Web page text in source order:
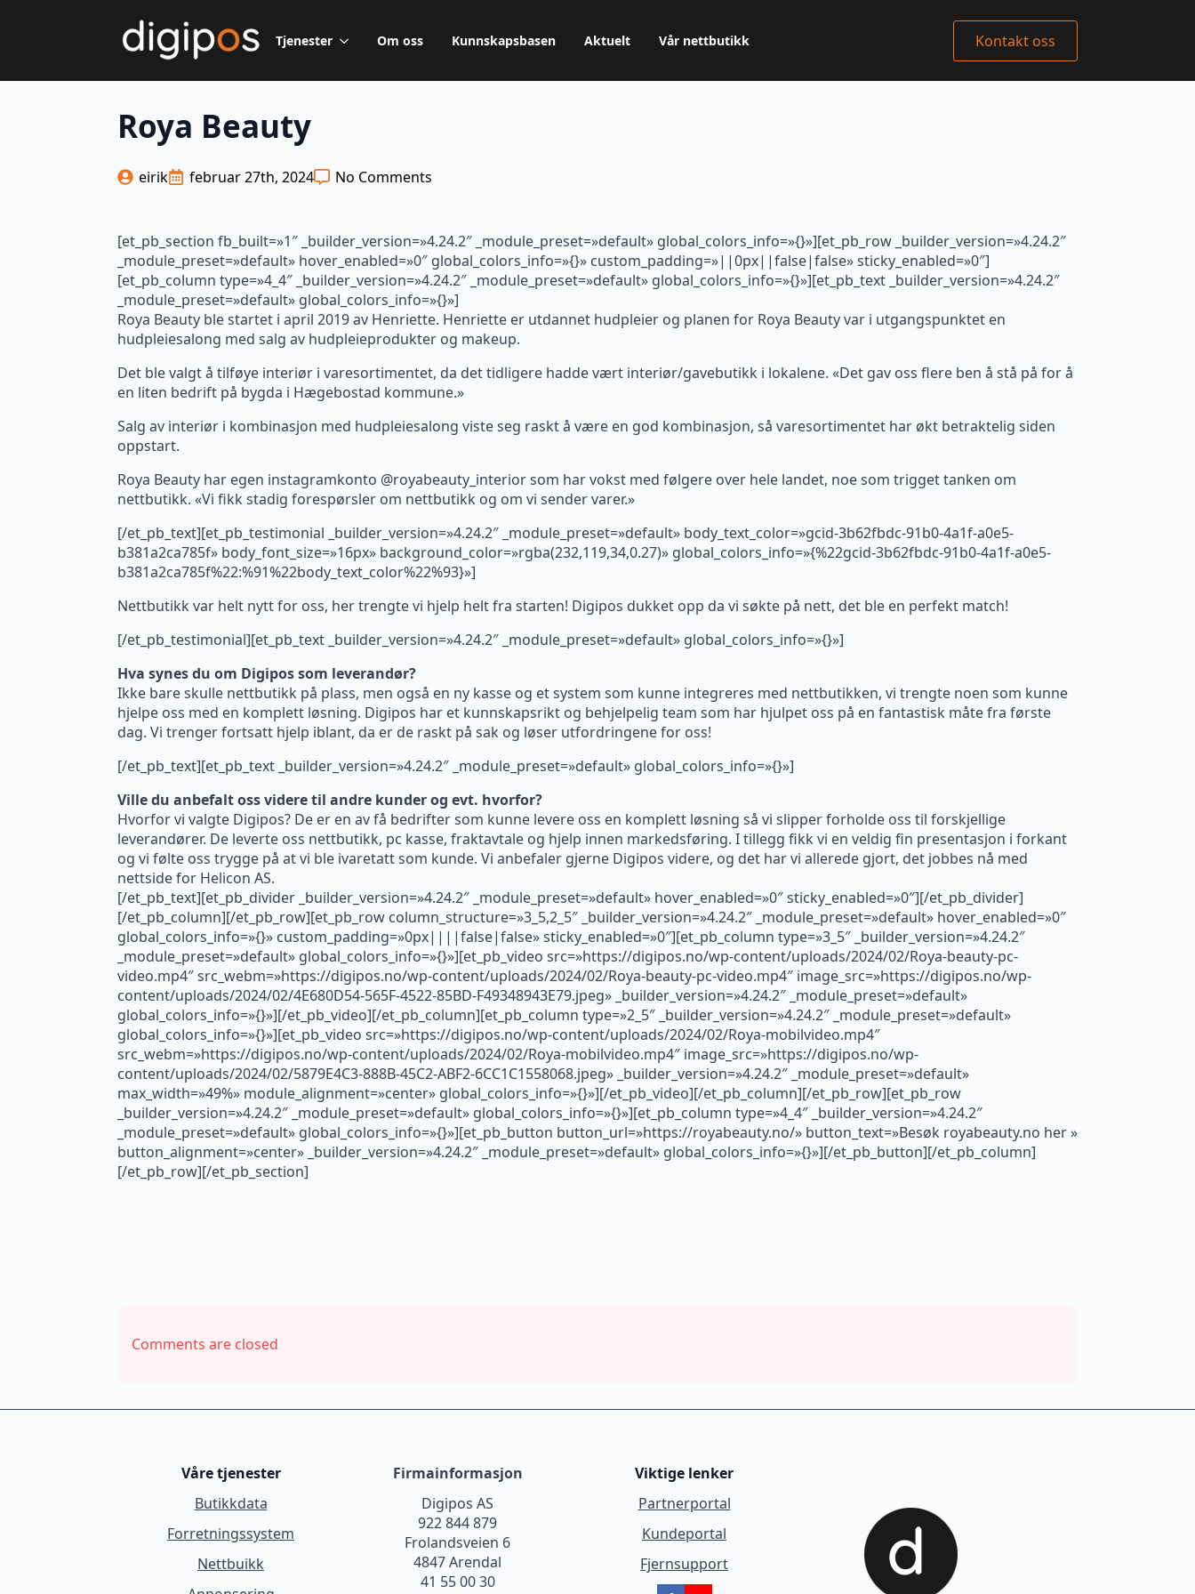
Tjenester Om oss Kunnskapsbasen Aktuelt Vår nettbutikk Kontakt oss
Roya Beauty
eirik februar 27th, 2024 No Comments
[et_pb_section fb_built=»1″ _builder_version=»4.24.2″ _module_preset=»default» global_colors_info=»{}»][et_pb_row _builder_version=»4.24.2″
_module_preset=»default» hover_enabled=»0″ global_colors_info=»{}» custom_padding=»||0px||false|false» sticky_enabled=»0″]
[et_pb_column type=»4_4″ _builder_version=»4.24.2″ _module_preset=»default» global_colors_info=»{}»][et_pb_text _builder_version=»4.24.2″
_module_preset=»default» global_colors_info=»{}»]
Roya Beauty ble startet i april 2019 av Henriette. Henriette er utdannet hudpleier og planen for Roya Beauty var i utgangspunktet en
hudpleiesalong med salg av hudpleieprodukter og makeup.
Det ble valgt å tilføye interiør i varesortimentet, da det tidligere hadde vært interiør/gavebutikk i lokalene. «Det gav oss flere ben å stå på for å
en liten bedrift på bygda i Hægebostad kommune.»
Salg av interiør i kombinasjon med hudpleiesalong viste seg raskt å være en god kombinasjon, så varesortimentet har økt betraktelig siden
oppstart.
Roya Beauty har egen instagramkonto @royabeauty_interior som har vokst med følgere over hele landet, noe som trigget tanken om
nettbutikk. «Vi fikk stadig forespørsler om nettbutikk og om vi sender varer.»
[/et_pb_text][et_pb_testimonial _builder_version=»4.24.2″ _module_preset=»default» body_text_color=»gcid-3b62fbdc-91b0-4a1f-a0e5-
b381a2ca785f» body_font_size=»16px» background_color=»rgba(232,119,34,0.27)» global_colors_info=»{%22gcid-3b62fbdc-91b0-4a1f-a0e5-
b381a2ca785f%22:%91%22body_text_color%22%93}»]
Nettbutikk var helt nytt for oss, her trengte vi hjelp helt fra starten! Digipos dukket opp da vi søkte på nett, det ble en perfekt match!
[/et_pb_testimonial][et_pb_text _builder_version=»4.24.2″ _module_preset=»default» global_colors_info=»{}»]
Hva synes du om Digipos som leverandør?
Ikke bare skulle nettbutikk på plass, men også en ny kasse og et system som kunne integreres med nettbutikken, vi trengte noen som kunne
hjelpe oss med en komplett løsning. Digipos har et kunnskapsrikt og behjelpelig team som har hjulpet oss på en fantastisk måte fra første
dag. Vi trenger fortsatt hjelp iblant, da er de raskt på sak og løser utfordringene for oss!
[/et_pb_text][et_pb_text _builder_version=»4.24.2″ _module_preset=»default» global_colors_info=»{}»]
Ville du anbefalt oss videre til andre kunder og evt. hvorfor?
Hvorfor vi valgte Digipos? De er en av få bedrifter som kunne levere oss en komplett løsning så vi slipper forholde oss til forskjellige
leverandører. De leverte oss nettbutikk, pc kasse, fraktavtale og hjelp innen markedsføring. I tillegg fikk vi en veldig fin presentasjon i forkant
og vi følte oss trygge på at vi ble ivaretatt som kunde. Vi anbefaler gjerne Digipos videre, og det har vi allerede gjort, det jobbes nå med
nettside for Helicon AS.
[/et_pb_text][et_pb_divider _builder_version=»4.24.2″ _module_preset=»default» hover_enabled=»0″ sticky_enabled=»0″][/et_pb_divider]
[/et_pb_column][/et_pb_row][et_pb_row column_structure=»3_5,2_5″ _builder_version=»4.24.2″ _module_preset=»default» hover_enabled=»0″
global_colors_info=»{}» custom_padding=»0px||||false|false» sticky_enabled=»0″][et_pb_column type=»3_5″ _builder_version=»4.24.2″
_module_preset=»default» global_colors_info=»{}»][et_pb_video src=»https://digipos.no/wp-content/uploads/2024/02/Roya-beauty-pc-
video.mp4″ src_webm=»https://digipos.no/wp-content/uploads/2024/02/Roya-beauty-pc-video.mp4″ image_src=»https://digipos.no/wp-
content/uploads/2024/02/4E680D54-565F-4522-85BD-F49348943E79.jpeg» _builder_version=»4.24.2″ _module_preset=»default»
global_colors_info=»{}»][/et_pb_video][/et_pb_column][et_pb_column type=»2_5″ _builder_version=»4.24.2″ _module_preset=»default»
global_colors_info=»{}»][et_pb_video src=»https://digipos.no/wp-content/uploads/2024/02/Roya-mobilvideo.mp4″
src_webm=»https://digipos.no/wp-content/uploads/2024/02/Roya-mobilvideo.mp4″ image_src=»https://digipos.no/wp-
content/uploads/2024/02/5879E4C3-888B-45C2-ABF2-6CC1C1558068.jpeg» _builder_version=»4.24.2″ _module_preset=»default»
max_width=»49%» module_alignment=»center» global_colors_info=»{}»][/et_pb_video][/et_pb_column][/et_pb_row][et_pb_row
_builder_version=»4.24.2″ _module_preset=»default» global_colors_info=»{}»][et_pb_column type=»4_4″ _builder_version=»4.24.2″
_module_preset=»default» global_colors_info=»{}»][et_pb_button button_url=»https://royabeauty.no/» button_text=»Besøk royabeauty.no her »
button_alignment=»center» _builder_version=»4.24.2″ _module_preset=»default» global_colors_info=»{}»][/et_pb_button][/et_pb_column]
[/et_pb_row][/et_pb_section]
Comments are closed
Våre tjenester
Butikkdata
Forretningssystem
Nettbuikk
Firmainformasjon
Digipos AS
922 844 879
Frolandsveien 6
4847 Arendal
41 55 00 30
Viktige lenker
Partnerportal
Kundeportal
Fjernsupport